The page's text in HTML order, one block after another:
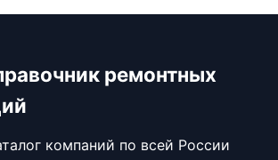
ремонтных
компаний по всей России